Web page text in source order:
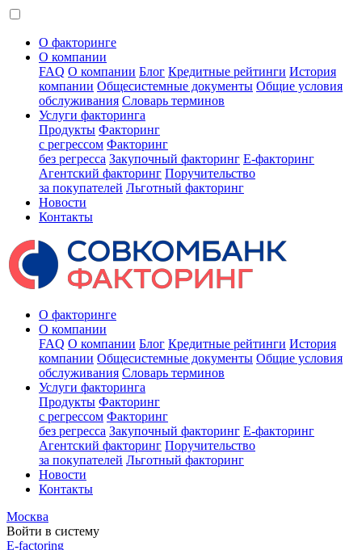
О факторинге
О компании
FAQ О компании Блог Кредитные рейтинги История
компании Общесистемные документы Общие условия
обслуживания Словарь терминов
Услуги факторинга
Продукты Факторинг
с регрессом Факторинг
без регресса Закупочный факторинг E-факторинг
Агентский факторинг Поручительство
за покупателей Льготный факторинг
Новости
Контакты
О факторинге
О компании
FAQ О компании Блог Кредитные рейтинги История
компании Общесистемные документы Общие условия
обслуживания Словарь терминов
Услуги факторинга
Продукты Факторинг
с регрессом Факторинг
без регресса Закупочный факторинг E-факторинг
Агентский факторинг Поручительство
за покупателей Льготный факторинг
Новости
Контакты
Москва
Войти в систему
E-factoring